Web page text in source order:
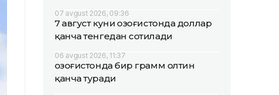
07 avgust 2026, 09:36
7 август куни Қозоғистонда доллар
қанча тенгедан сотилади
06 avgust 2026, 11:37
Қозоғистонда бир грамм олтин
қанча туради